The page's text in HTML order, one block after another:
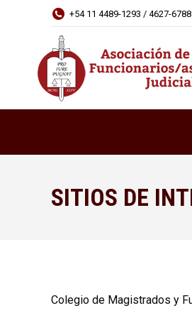
+54 11 4489-1293 / 4627-6788
SITIOS DE
Colegio de Magistrados y